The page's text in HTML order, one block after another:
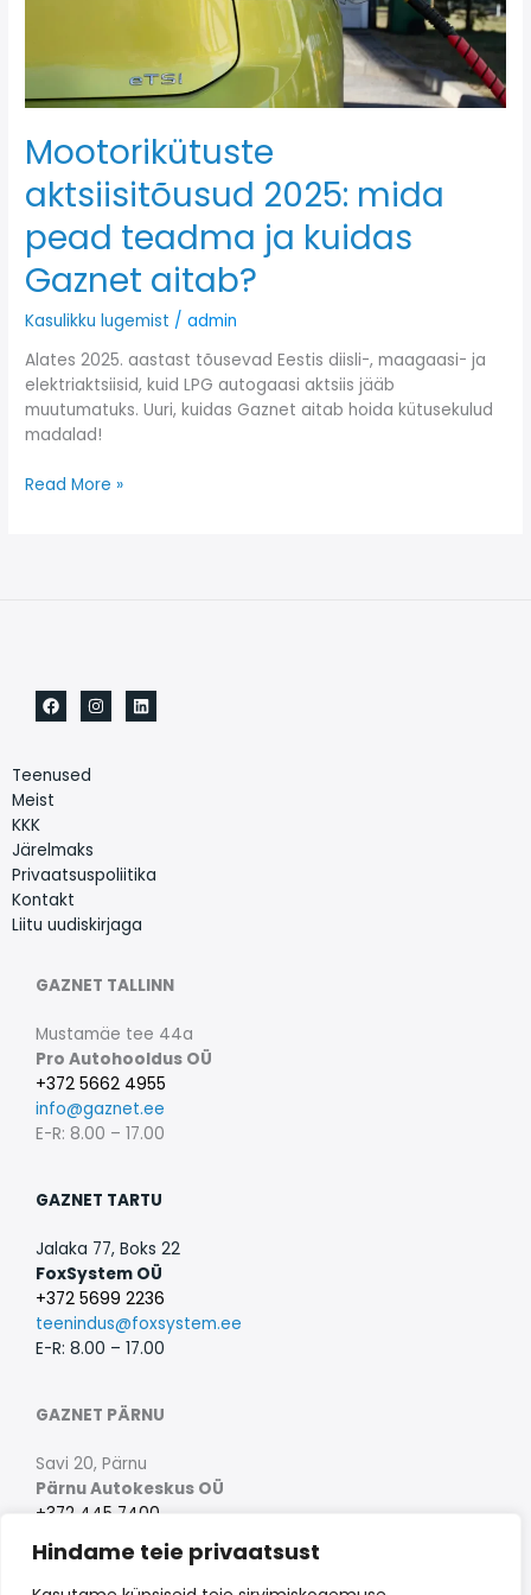
Hindame teie privaatsust
Mootorikütuste
aktsiisitõusud 2025: mida
pead teadma ja kuidas
Gaznet aitab?
Kasulikku lugemist /admin
Alates 2025. aastast tõusevad Eestis diisli-, maagaasi- ja
elektriaktsiisid, kuid LPG autogaasi aktsiis jääb
muutumatuks. Uuri, kuidas Gaznet aitab hoida kütusekulud
madalad!
Gaznet
Read More »
Teenused
Meist
KKK
Järelmaks
Privaatsuspoliitika
Kontakt
Liitu uudiskirjaga
GAZNET TALLINN
Mustamäe tee 44a
Pro Autohooldus OÜ
+372 5662 4955
info@gaznet.ee
E-R: 8.00 – 17.00
GAZNET TARTU
Jalaka 77, Boks 22
FoxSystem OÜ
+372 5699 2236
teenindus@foxsystem.ee
E-R: 8.00 – 17.00
GAZNET PÄRNU
Savi 20, Pärnu
Pärnu Autokeskus OÜ
+372 445 7400
info@parnuautokeskus.eu
E-R: 8.30 – 17.30